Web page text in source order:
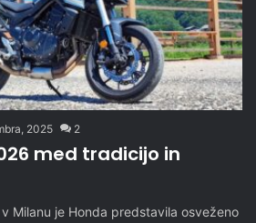
2025 2
med tradicijo in
Milanu je Honda predstavila osveženo